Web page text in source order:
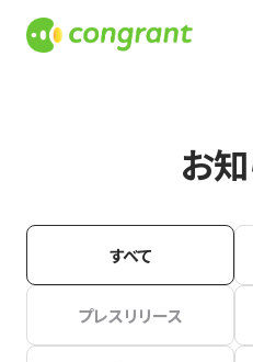
お
すべて
プレスリリース